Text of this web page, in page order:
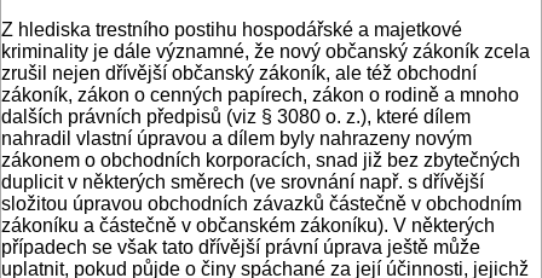
Z hlediska trestního postihu hospodářské a majetkové
kriminality je dále významné, že nový občanský zákoník zcela
zrušil nejen dřívější občanský zákoník, ale též obchodní
zákoník, zákon o cenných papírech, zákon o rodině a mnoho
dalších právních předpisů (viz § 3080 o. z.), které dílem
nahradil vlastní úpravou a dílem byly nahrazeny novým
zákonem o obchodních korporacích, snad již bez zbytečných
duplicit v některých směrech (ve srovnání např. s dřívější
složitou úpravou obchodních závazků částečně v obchodním
zákoníku a částečně v občanském zákoníku). V některých
případech se však tato dřívější právní úprava ještě může
uplatnit, pokud půjde o činy spáchané za její účinnosti, jejichž